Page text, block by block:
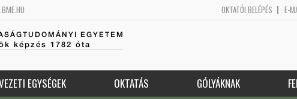
OKTATÓI BELÉPÉS E-
EGYETEM
képzés 1782 óta
EGYSÉGEK OKTATÁS GÓLYÁKNAK